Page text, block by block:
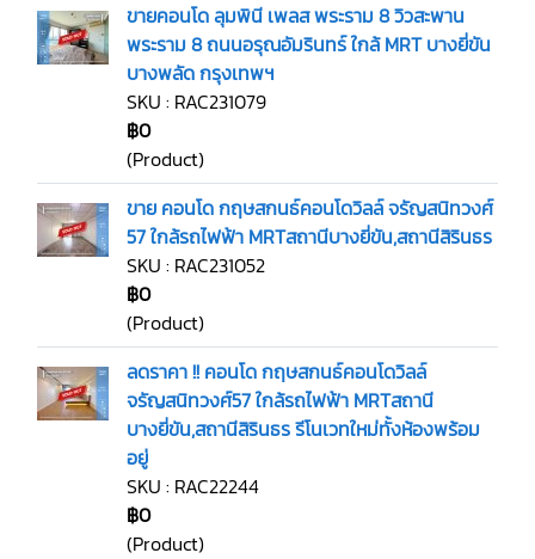
ขายคอนโด ลุมพินี เพลส พระราม 8 วิวสะพาน
พระราม 8 ถนนอรุณอัมรินทร์ ใกล้ MRT บางยี่ขัน
บางพลัด กรุงเทพฯ
SKU : RAC231079
฿0
(Product)
ขาย คอนโด กฤษสกนธ์คอนโดวิลล์ จรัญสนิทวงศ์
57 ใกล้รถไฟฟ้า MRTสถานีบางยี่ขัน,สถานีสิรินธร
SKU : RAC231052
฿0
(Product)
ลดราคา !! คอนโด กฤษสกนธ์คอนโดวิลล์
จรัญสนิทวงศ์57 ใกล้รถไฟฟ้า MRTสถานี
บางยี่ขัน,สถานีสิรินธร รีโนเวทใหม่ทั้งห้องพร้อม
อยู่
SKU : RAC22244
฿0
(Product)